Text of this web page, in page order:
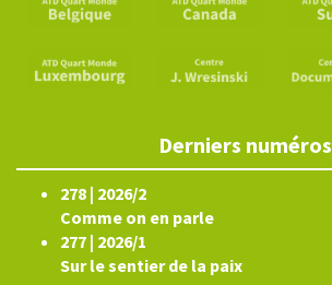
Derniers numéros
278 | 2026/2
Comme on en parle
277 | 2026/1
Sur le sentier de la paix